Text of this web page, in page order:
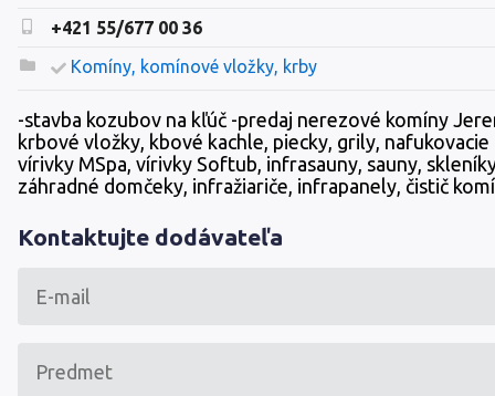
+421 55/677 00 36
Komíny, komínové vložky, krby
-stavba kozubov na kľúč -predaj nerezové komíny
krbové vložky, kbové kachle, piecky, grily,
vírivky MSpa, vírivky Softub, infrasauny, sauny,
záhradné domčeky, infražiariče, infrapanely, čistič
Kontaktujte dodávateľa